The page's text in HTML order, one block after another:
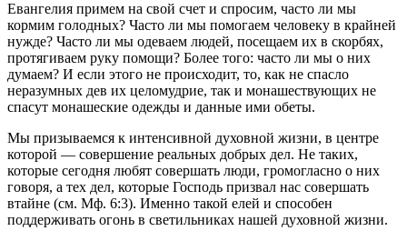
Евангелия примем на свой счет и спросим, часто ли мы
кормим голодных? Часто ли мы помогаем человеку в крайней
нужде? Часто ли мы одеваем людей, посещаем их в скорбях,
протягиваем руку помощи? Более того: часто ли мы о них
думаем? И если этого не происходит, то, как не спасло
неразумных дев их целомудрие, так и монашествующих не
спасут монашеские одежды и данные ими обеты.
Мы призываемся к интенсивной духовной жизни, в центре
которой — совершение реальных добрых дел. Не таких,
которые сегодня любят совершать люди, громогласно о них
говоря, а тех дел, которые Господь призвал нас совершать
втайне (см. Мф. 6:3). Именно такой елей и способен
поддерживать огонь в светильниках нашей духовной жизни.